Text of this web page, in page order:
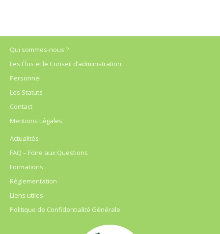
Qui sommes-nous ?
Les Élus et le Conseil d’administration
Personnel
Les Statuts
Contact
Mentions Légales
Actualités
FAQ – Foire aux Questions
Formations
Règlementation
Liens utiles
Politique de Confidentialité Générale